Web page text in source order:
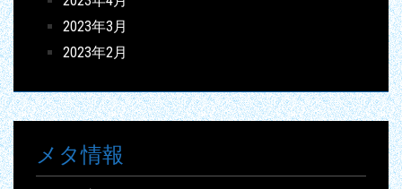
2023年3月
2023年2月
メタ情報